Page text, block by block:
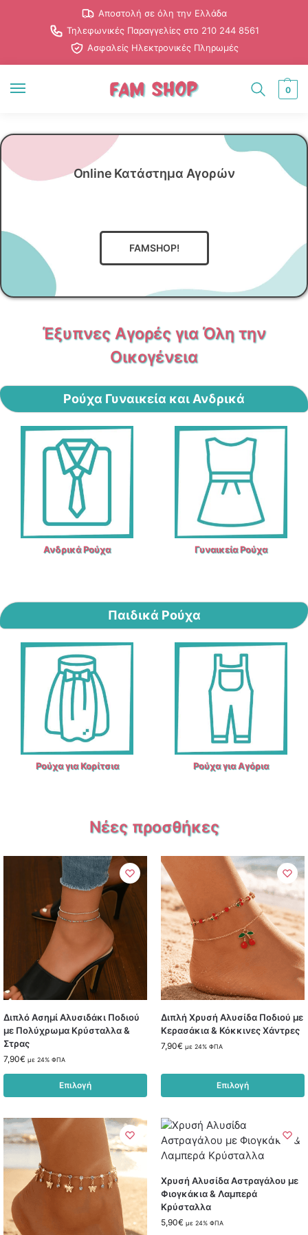
Αποστολή σε όλη την Ελλάδα
Τηλεφωνικές Παραγγελίες στο 210 244 8561
Ασφαλείς Ηλεκτρονικές Πληρωμές
0
Online Κατάστημα Αγορών
FAMSHOP!
Έξυπνες Αγορές για Όλη την
Οικογένεια
Γυναικεία Ρούχα​
Ανδρικά Ρούχα
Ρούχα Γυναικεία και Ανδρικά
Παιδικά Ρούχα
Ρούχα για Κορίτσια Ρούχα για Αγόρια
Νέες προσθήκες
Διπλό Ασημί Αλυσιδάκι Ποδιού
με Πολύχρωμα Κρύσταλλα &
Στρας
7,90€ με 24% ΦΠΑ
Επιλογή
Διπλή Χρυσή Αλυσίδα Ποδιού με
Κερασάκια & Κόκκινες Χάντρες
7,90€ με 24% ΦΠΑ
Επιλογή
Χρυσή Αλυσίδα Αστραγάλου με
Φιογκάκια & Λαμπερά
Κρύσταλλα
5,90€ με 24% ΦΠΑ